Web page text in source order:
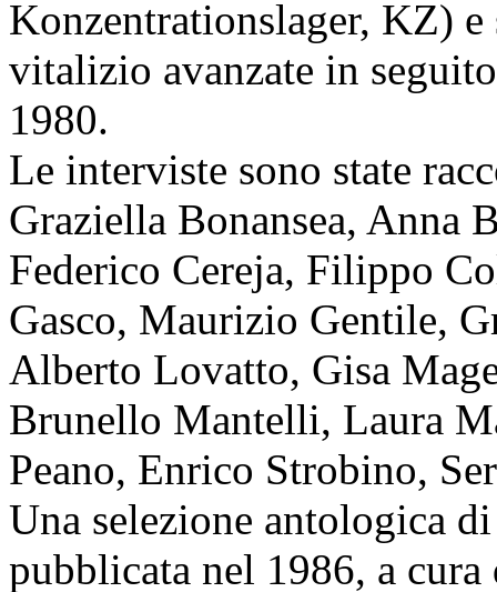
Konzentrationslager, KZ)
vitalizio avanzate in
1980.
Le interviste sono state
Graziella Bonansea, Anna
Federico Cereja, Filippo
Gasco, Maurizio Gentile,
Alberto Lovatto, Gisa
Brunello Mantelli, Laura
Peano, Enrico Strobino,
Una selezione antologica
pubblicata nel 1986, a